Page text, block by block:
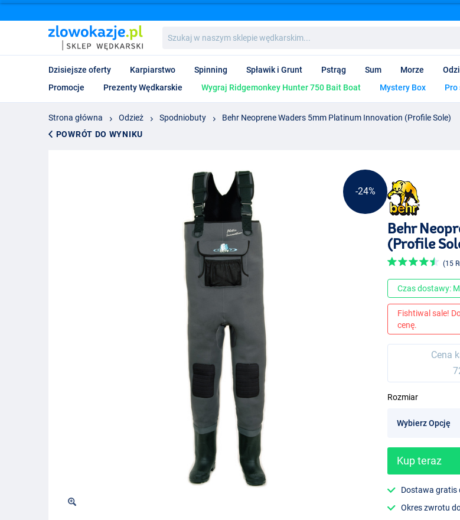
w
naszym
wędkarskim...
Dzisiejsze oferty Karpiarstwo Spinning Spławik i Grunt Pstrąg Sum Morze
Promocje
Prezenty Wędkarskie Wygraj Ridgemonkey Hunter 750 Bait Boat Mystery Box
Strona główna Odzież Spodniobuty
Behr Neoprene Waders 5mm Platinum Innovation (Profile Sole)
POWRÓT DO WYNIKU
-24%
Behr
(Profile
(15
Czas dostawy:
Fishtiwal sale!
cenę.
Cena
Rozmiar
Kup teraz
Dostawa gratis
Okres zwrotu